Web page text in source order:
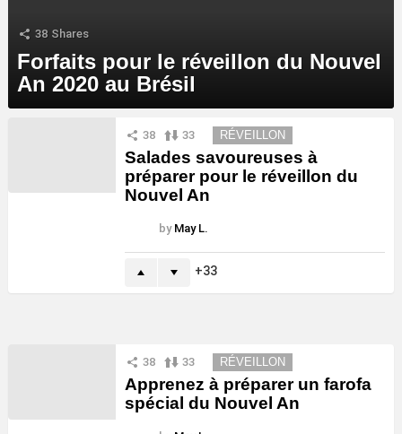
38 Shares
Forfaits pour le réveillon du Nouvel
An 2020 au Brésil
38 33 RÉVEILLON
Salades savoureuses à
préparer pour le réveillon du
Nouvel An
by May L.
33
38 33 RÉVEILLON
Apprenez à préparer un farofa
spécial du Nouvel An